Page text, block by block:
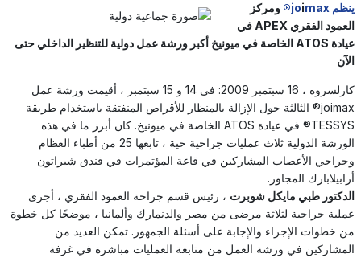
ينظم jo imax®
ومركز
العمود الفقري APEX في
عيادة ATOS الخاصة في ميونيخ أكبر ورشة عمل دولية للتنظير الداخلي حتى
الآن
كارلسروه ، 16 سبتمبر 2009: في 14 و 15 سبتمبر ، أقيمت ورشة عمل
joimax® الثالثة حول الإزالة بالمنظار للأقراص المنفتقة باستخدام طريقة
TESSYS® في عيادة ATOS الخاصة في ميونيخ. كان أبرز ما في هذه
الورشة الدولية ثلاث عمليات جراحية حية ، تابعها 25 من أطباء العظام
وجراحي الأعصاب المشاركين في قاعة المؤتمرات في فندق شيراتون
أرابيلابارك المجاور.
الدكتور طبي مايكل شوبرت، رئيس قسم جراحة العمود الفقري ، أجرى
عملية جراحية لثلاثة مرضى من مصر والدنمارك وألمانيا ، موضحًا كل خطوة
من خطوات الإجراء والإجابة على أسئلة الجمهور. تمكن العديد من
المشاركين في ورشة العمل من متابعة العمليات مباشرة في غرفة